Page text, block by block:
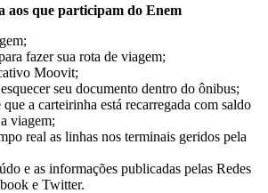
aos que participam do Enem
fazer sua rota de viagem;
Moovit;
seu documento dentro do ônibus;
a carteirinha está recarregada com saldo
viagem;
real as linhas nos terminais geridos pela
e as informações publicadas pelas Redes
e Twitter.